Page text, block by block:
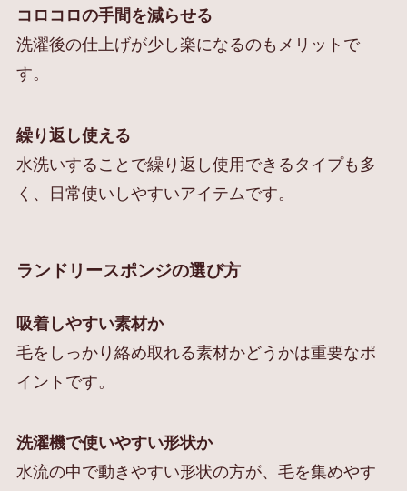
コロコロの手間を減らせる
洗濯後の仕上げが少し楽になるのもメリットで
す。
繰り返し使える
水洗いすることで繰り返し使用できるタイプも多
く、日常使いしやすいアイテムです。
ランドリースポンジの選び方
吸着しやすい素材か
毛をしっかり絡め取れる素材かどうかは重要なポ
イントです。
洗濯機で使いやすい形状か
水流の中で動きやすい形状の方が、毛を集めやす